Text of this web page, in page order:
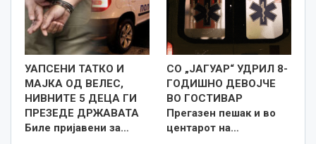
УАПСЕНИ ТАТКО И
МАЈКА ОД ВЕЛЕС,
НИВНИТЕ 5 ДЕЦА ГИ
ПРЕЗЕДЕ ДРЖАВАТА
Биле пријавени за…
СО „ЈАГУАР“ УДРИЛ 8-
ГОДИШНО ДЕВОЈЧЕ
ВО ГОСТИВАР
Прегазен пешак и во
центарот на…